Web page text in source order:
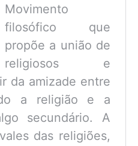
Movimento
filosófico que
propõe a união de
religiosos e
da amizade entre
a religião e a
secundário. A
das religiões,